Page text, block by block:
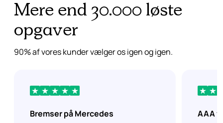
Mere end 30.000 løste
opgaver
90% af vores kunder vælger os igen og igen.
Bremser på Mercedes AAA